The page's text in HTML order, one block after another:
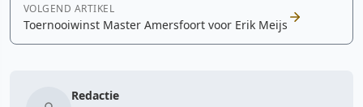
VOLGEND ARTIKEL
Toernooiwinst Master Amersfoort voor Erik Meijs
Redactie